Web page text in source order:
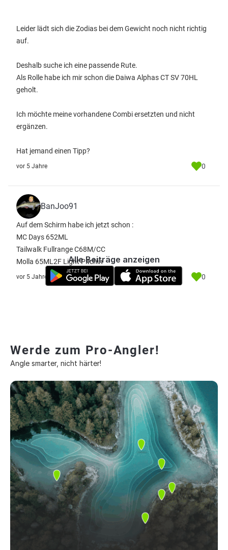
Leider lädt sich die Zodias bei dem Gewicht noch nicht richtig
auf.
Deshalb suche ich eine passende Rute.
Als Rolle habe ich mir schon die Daiwa Alphas CT SV 70HL
geholt.
Ich möchte meine vorhandene Combi ersetzten und nicht
ergänzen.
Hat jemand einen Tipp?
vor 5 Jahre 0
BanJoo91
Auf dem Schirm habe ich jetzt schon :
MC Days 652ML
Tailwalk Fullrange C68M/CC
Molla 65ML2F Light Pitchin
vor 5 Jahre 0
Alle Beiträge anzeigen
Werde zum Pro-Angler!
Angle smarter, nicht härter!